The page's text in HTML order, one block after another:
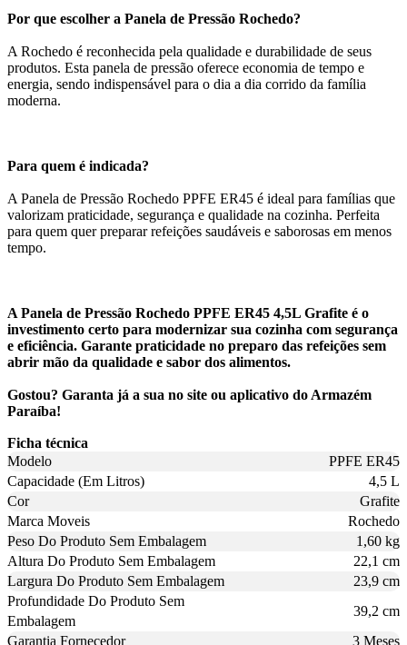
Por que escolher a Panela de Pressão Rochedo?
A Rochedo é reconhecida pela qualidade e durabilidade de seus
produtos. Esta panela de pressão oferece economia de tempo e
energia, sendo indispensável para o dia a dia corrido da família
moderna.
Para quem é indicada?
A Panela de Pressão Rochedo PPFE ER45 é ideal para famílias que
valorizam praticidade, segurança e qualidade na cozinha. Perfeita
para quem quer preparar refeições saudáveis e saborosas em menos
tempo.
A Panela de Pressão Rochedo PPFE ER45 4,5L Grafite é o
investimento certo para modernizar sua cozinha com segurança
e eficiência. Garante praticidade no preparo das refeições sem
abrir mão da qualidade e sabor dos alimentos.
Gostou? Garanta já a sua no site ou aplicativo do Armazém
Paraíba!
Ficha técnica
Modelo
PPFE ER45
Capacidade (Em Litros)
4,5 L
Cor
Grafite
Marca Moveis
Rochedo
Peso Do Produto Sem Embalagem
1,60 kg
Altura Do Produto Sem Embalagem
22,1 cm
Largura Do Produto Sem Embalagem
23,9 cm
Profundidade Do Produto Sem
Embalagem
39,2 cm
Garantia Fornecedor
3 Meses